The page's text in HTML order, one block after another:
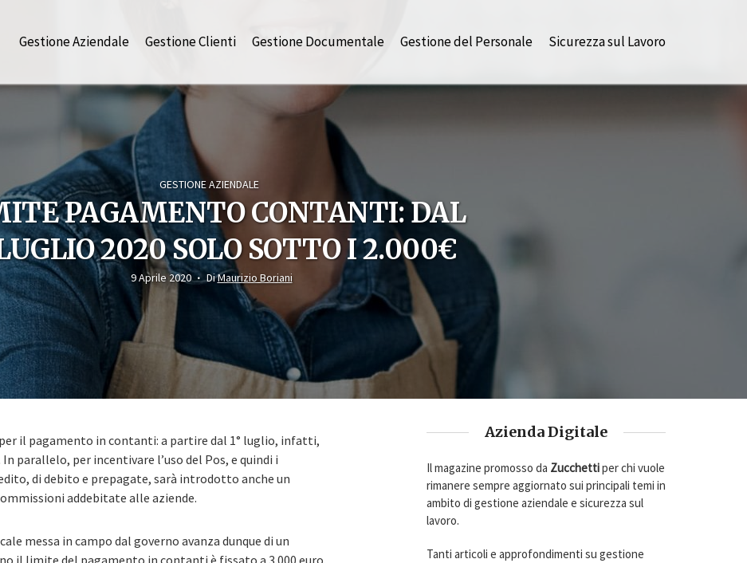
Gestione Aziendale Gestione Clienti Gestione Documentale Gestione del Personale Sicurezza sul Lavoro
GESTIONE AZIENDALE
PAGAMENTO CONTANTI: DAL
2020 SOLO SOTTO I 2.000€
9 Aprile 2020 DiMaurizio Boriani
il pagamento in contanti: a partire dal 1° luglio, infatti,
parallelo, per incentivare l’uso del Pos, e quindi i
di debito e prepagate, sarà introdotto anche un
addebitate alle aziende.
messa in campo dal governo avanza dunque di un
il limite del pagamento in contanti è fissato a 3.000 euro,
Azienda Digitale
Il magazine promosso da Zucchettiper chi vuole
rimanere sempre aggiornato sui principali temi in
ambito di gestione aziendale e sicurezza sul
lavoro.
Tanti articoli e approfondimenti su gestione